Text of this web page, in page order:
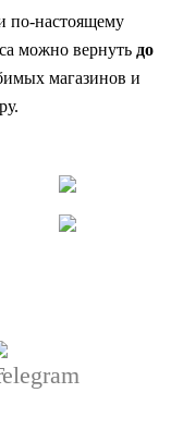
по-настоящему
можно вернуть до
магазинов и